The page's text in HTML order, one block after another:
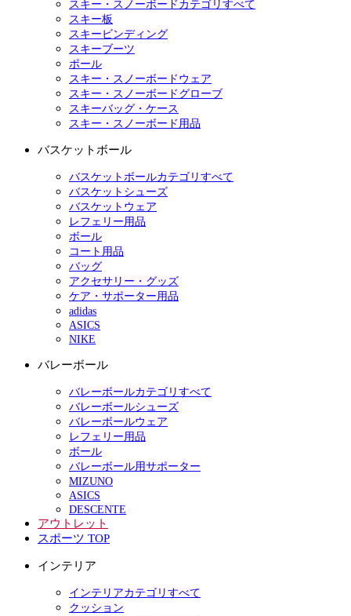
スキー・スノーボードカテゴリすべて
スキー板
スキービンディング
スキーブーツ
ポール
スキー・スノーボードウェア
スキー・スノーボードグローブ
スキーバッグ・ケース
スキー・スノーボード用品
バスケットボール
バスケットボールカテゴリすべて
バスケットシューズ
バスケットウェア
レフェリー用品
ボール
コート用品
バッグ
アクセサリー・グッズ
ケア・サポーター用品
adidas
ASICS
NIKE
バレーボール
バレーボールカテゴリすべて
バレーボールシューズ
バレーボールウェア
レフェリー用品
ボール
バレーボール用サポーター
MIZUNO
ASICS
DESCENTE
アウトレット
スポーツ TOP
インテリア
インテリアカテゴリすべて
クッション